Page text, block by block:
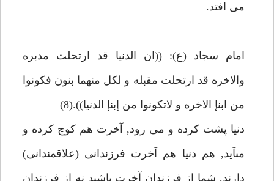
مى افتد.
امام سجاد (ع): ((ان الدنيا قد ارتحلت مدبره
والاخره قد ارتحلت مقبله و لكل منهما بنون فكونوا
من ابنإ الاخره و لاتكونوا من إبنإ الدنيا)).(8)
دنيا پشت كرده و مى رود, آخرت هم كوچ كرده و
مىآيد, هم دنيا هم آخرت فرزندانى (علاقمندانى)
دارند, شما از فرزندان آخرت باشيد نه از فرزندان